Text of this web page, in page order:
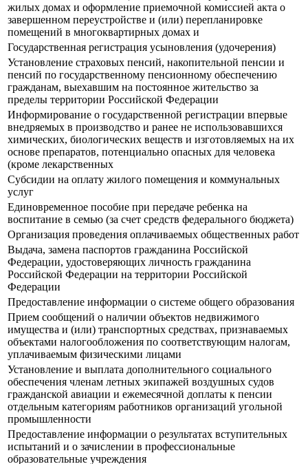
жилых домах и оформление приемочной комиссией акта о
завершенном переустройстве и (или) перепланировке
помещений в многоквартирных домах и
Государственная регистрация усыновления (удочерения)
Установление страховых пенсий, накопительной пенсии и
пенсий по государственному пенсионному обеспечению
гражданам, выехавшим на постоянное жительство за
пределы территории Российской Федерации
Информирование о государственной регистрации впервые
внедряемых в производство и ранее не использовавшихся
химических, биологических веществ и изготовляемых на их
основе препаратов, потенциально опасных для человека
(кроме лекарственных
Субсидии на оплату жилого помещения и коммунальных
услуг
Единовременное пособие при передаче ребенка на
воспитание в семью (за счет средств федерального бюджета)
Организация проведения оплачиваемых общественных работ
Выдача, замена паспортов гражданина Российской
Федерации, удостоверяющих личность гражданина
Российской Федерации на территории Российской
Федерации
Предоставление информации о системе общего образования
Прием сообщений о наличии объектов недвижимого
имущества и (или) транспортных средствах, признаваемых
объектами налогообложения по соответствующим налогам,
уплачиваемым физическими лицами
Установление и выплата дополнительного социального
обеспечения членам летных экипажей воздушных судов
гражданской авиации и ежемесячной доплаты к пенсии
отдельным категориям работников организаций угольной
промышленности
Предоставление информации о результатах вступительных
испытаний и о зачислении в профессиональные
образовательные учреждения